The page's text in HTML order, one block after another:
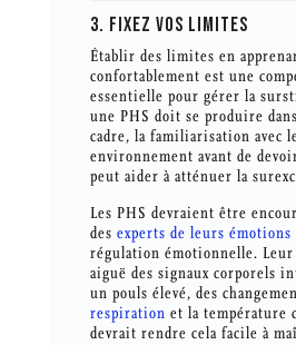
3. FIXEZ VOS LIMITES
Établir des limites en
confortablement est une
essentielle pour gérer la
une PHS doit se produire
cadre, la familiarisation avec
environnement avant de
peut aider à atténuer la
Les PHS devraient être
des experts de leurs émotions
régulation émotionnelle. Leur
aiguë des signaux corporels
un pouls élevé, des
respiration et la température
devrait rendre cela facile à